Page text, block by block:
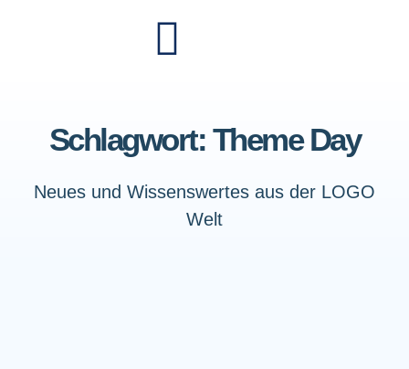
Schlagwort: Theme Day
Neues und Wissenswertes aus der LOGO
Welt